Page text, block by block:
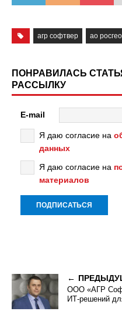
агр софтвер ао росгео
ПОНРАВИЛАСЬ
РАССЫЛКУ
E-mail
Я даю согласие на
данных
Я даю согласие на
материалов
ООО «АГР
ИТ-решений